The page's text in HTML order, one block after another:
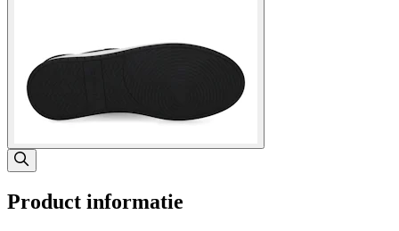
Product informatie